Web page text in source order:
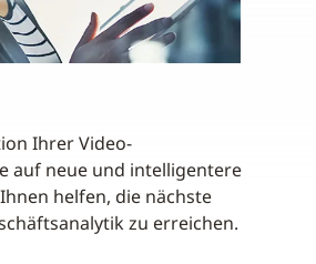
Ihrer Video-
auf neue und intelligentere
helfen, die nächste
zu erreichen.